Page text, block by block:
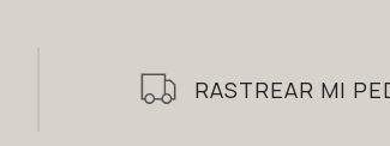
RASTREAR MI